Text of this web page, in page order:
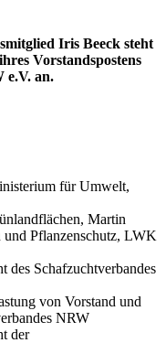
Iris Beeck steht
Vorstandspostens
e.V. an.
für Umwelt,
Martin
und Pflanzenschutz, LWK
des Schafzuchtverbandes
von Vorstand und
NRW
der